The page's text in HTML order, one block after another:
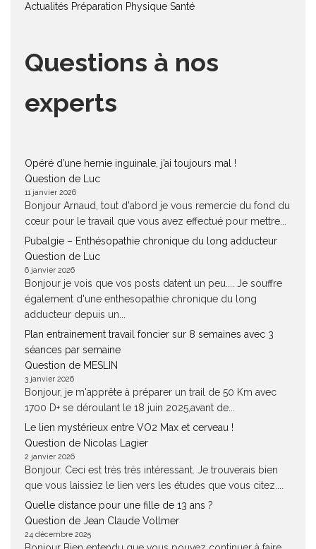
Actualités Préparation Physique Santé
Questions à nos
experts
Opéré d’une hernie inguinale, j’ai toujours mal !
Question de Luc
11 janvier 2026
Bonjour Arnaud, tout d'abord je vous remercie du fond du
cœur pour le travail que vous avez effectué pour mettre...
Pubalgie – Enthésopathie chronique du long adducteur
Question de Luc
6 janvier 2026
Bonjour je vois que vos posts datent un peu.... Je souffre
également d'une enthesopathie chronique du long
adducteur depuis un...
Plan entrainement travail foncier sur 8 semaines avec 3
séances par semaine
Question de MESLIN
3 janvier 2026
Bonjour, je m'apprête à préparer un trail de 50 Km avec
1700 D+ se déroulant le 18 juin 2025,avant de...
Le lien mystérieux entre VO2 Max et cerveau !
Question de Nicolas Lagier
2 janvier 2026
Bonjour. Ceci est très très intéressant. Je trouverais bien
que vous laissiez le lien vers les études que vous citez....
Quelle distance pour une fille de 13 ans ?
Question de Jean Claude Vollmer
24 décembre 2025